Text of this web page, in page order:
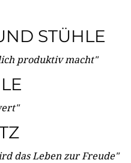
STÜHLE
produktiv macht"
das Leben zur Freude"